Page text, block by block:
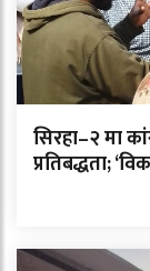
सिरहा–२ मा
प्रतिबद्धता;